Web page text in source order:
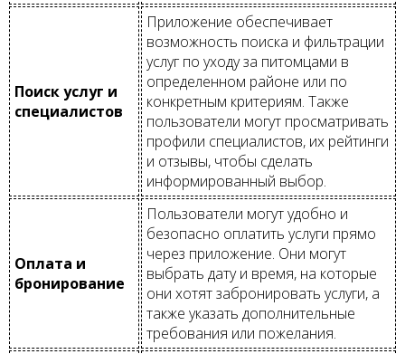
Поиск услуг и
специалистов
Приложение обеспечивает
возможность поиска и фильтрации
услуг по уходу за питомцами в
определенном районе или по
конкретным критериям. Также
пользователи могут просматривать
профили специалистов, их рейтинги
и отзывы, чтобы сделать
информированный выбор.
Оплата и
бронирование
Пользователи могут удобно и
безопасно оплатить услуги прямо
через приложение. Они могут
выбрать дату и время, на которые
они хотят забронировать услуги, а
также указать дополнительные
требования или пожелания.